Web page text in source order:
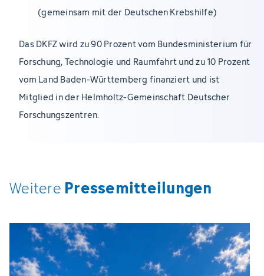
(gemeinsam mit der Deutschen Krebshilfe)
Das DKFZ wird zu 90 Prozent vom Bundesministerium für
Forschung, Technologie und Raumfahrt und zu 10 Prozent
vom Land Baden-Württemberg finanziert und ist
Mitglied in der Helmholtz-Gemeinschaft Deutscher
Forschungszentren.
Weitere Pressemitteilungen